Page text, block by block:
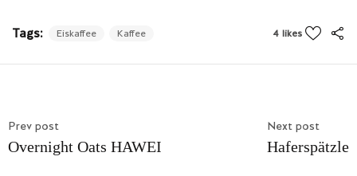
Tags: Eiskaffee Kaffee 4 likes
Prev post
Overnight Oats HAWEI
Next post
Haferspätzle